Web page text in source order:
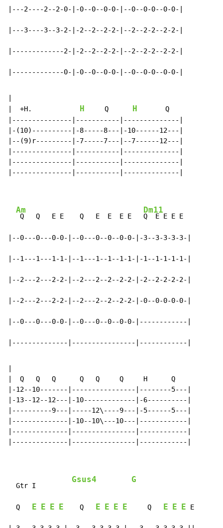
|---2----2--2-0-|-0--0--0-0-|--0--0-0--0-0-|
|---3----3--3-2-|-2--2--2-2-|--2--2-2--2-2-|
|-------------2-|-2--2--2-2-|--2--2-2--2-2-|
|-------------0-|-0--0--0-0-|--0--0-0--0-0-|
|  +H.
H
     Q
H
       Q
|---------------|-----------|--------------|
|-(10)----------|-8-----8---|-10------12---|
|--(9)r---------|-7-----7---|--7------12---|
|---------------|-----------|--------------|
|---------------|-----------|--------------|
|---------------|-----------|--------------|
Am
Q   Q   E E    Q   E  E  E E
Dm11
Q  E E E E
|--0---0---0-0-|--0---0--0--0-0-|-3--3-3-3-3-|
|--1---1---1-1-|--1---1--1--1-1-|-1--1-1-1-1-|
|--2---2---2-2-|--2---2--2--2-2-|-2--2-2-2-2-|
|--2---2---2-2-|--2---2--2--2-2-|-0--0-0-0-0-|
|--0---0---0-0-|--0---0--0--0-0-|------------|
|--------------|----------------|------------|
|  Q   Q   Q      Q   Q     Q     H      Q
|-12--10-------|----------------|--------5---|
|-13--12--12---|-10-------------|-6----------|
|----------9---|-----12\----9---|-5------5---|
|--------------|-10--10\---10---|------------|
|--------------|----------------|------------|
|--------------|----------------|------------|
  Gtr I
Gsus4 G
  Q
E E E E
    Q
E E E E
     Q
E E E E